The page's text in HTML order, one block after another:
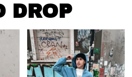
DROP